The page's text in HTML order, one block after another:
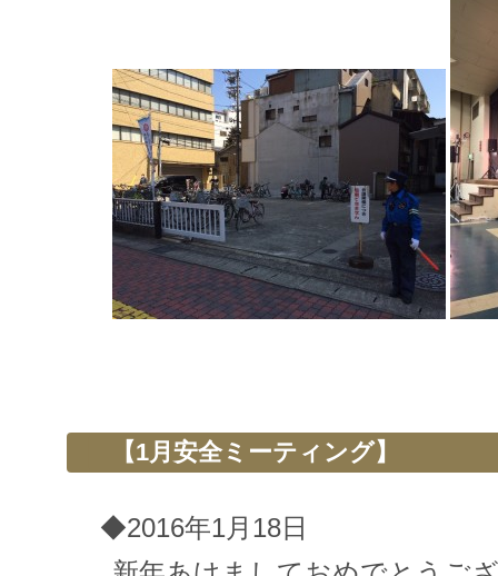
【1月安全ミーティング】
◆2016年1月18日